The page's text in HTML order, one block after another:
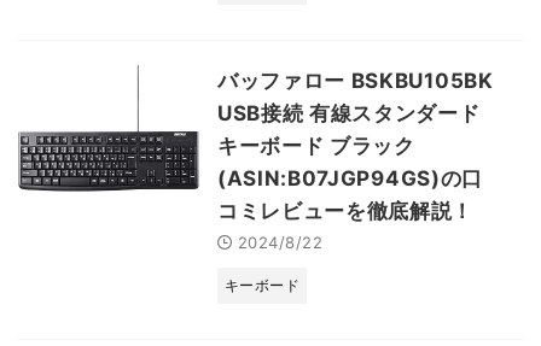
バッファロー BSKBU105BK
USB接続 有線スタンダード
キーボード ブラック
(ASIN:B07JGP94GS)の口
コミレビューを徹底解説！
2024/8/22
キーボード